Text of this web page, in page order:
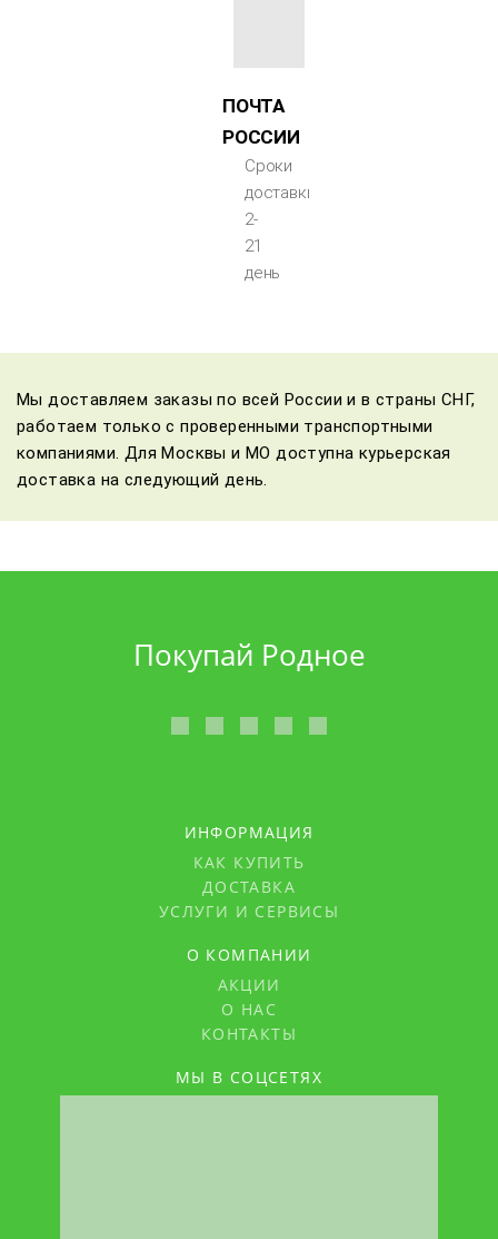
ПОЧТА
РОССИИ
Сроки
доставки
2-
21
день
Мы доставляем заказы по всей России и в страны СНГ,
работаем только с проверенными транспортными
компаниями. Для Москвы и МО доступна курьерская
доставка на следующий день.
Покупай Родное
ИНФОРМАЦИЯ
КАК КУПИТЬ
ДОСТАВКА
УСЛУГИ И СЕРВИСЫ
О КОМПАНИИ
АКЦИИ
О НАС
КОНТАКТЫ
МЫ В СОЦСЕТЯХ